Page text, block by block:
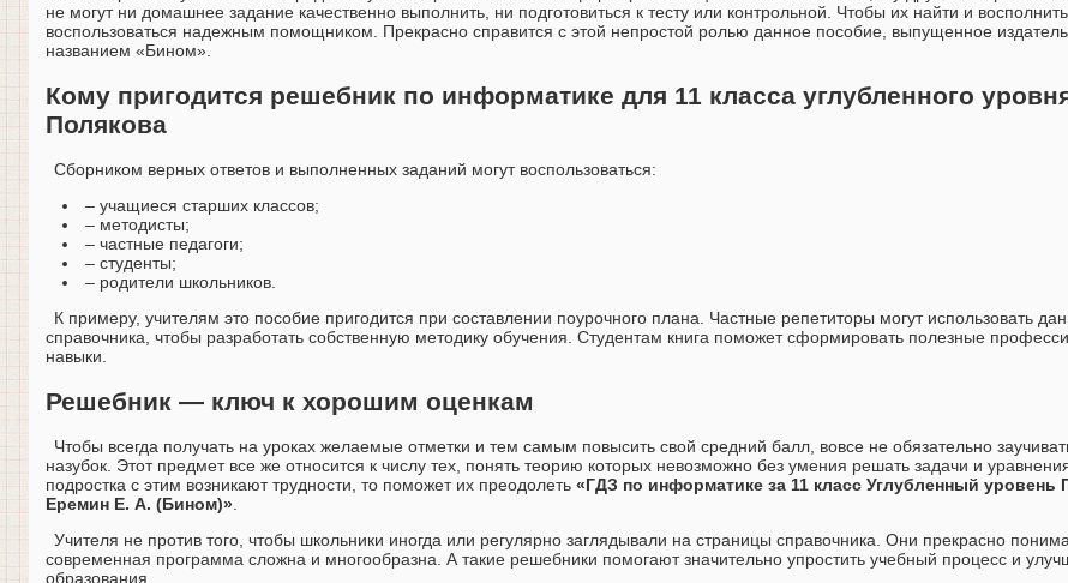
не могут ни домашнее задание качественно выполнить, ни подготовиться к тесту или контрольной. Чтобы их найти и
воспользоваться надежным помощником. Прекрасно справится с этой непростой ролью данное пособие, выпущенное
названием «Бином».
Кому пригодится решебник по информатике для 11 класса углубленного
Полякова
Сборником верных ответов и выполненных заданий могут воспользоваться:
– учащиеся старших классов;
– методисты;
– частные педагоги;
– студенты;
– родители школьников.
К примеру, учителям это пособие пригодится при составлении поурочного плана. Частные репетиторы могут использовать
справочника, чтобы разработать собственную методику обучения. Студентам книга поможет сформировать полезные
навыки.
Решебник — ключ к хорошим оценкам
Чтобы всегда получать на уроках желаемые отметки и тем самым повысить свой средний балл, вовсе не обязательно
назубок. Этот предмет все же относится к числу тех, понять теорию которых невозможно без умения решать задачи и
подростка с этим возникают трудности, то поможет их преодолеть «ГДЗ по информатике за 11 класс Углубленный уровень
Еремин Е. А. (Бином)»
Учителя не против того, чтобы школьники иногда или регулярно заглядывали на страницы справочника. Они прекрасно
современная программа сложна и многообразна. А такие решебники помогают значительно упростить учебный процесс и
образования.